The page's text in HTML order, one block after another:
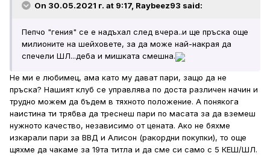
On 30.05.2021 г. at 9:17, Raybeez93 said:
Пепчо "гения" се е надъхал след вчера..и ще пръска още
милионите на шейховете, за да може най-накрая да
спечели ШЛ...деба и мишката смешна.
Не ми е любимец, ама като му дават пари, защо да не
пръска? Нашият клуб се управлява по доста различен начин и
трудно можем да бъдем в тяхното положение. А понякога
наистина ти трябва да треснеш пари по масата за да вземеш
нужното качество, независимо от цената. Ако не бяхме
изкарали пари за ВВД и Алисон (ракордни покупки), то още
щяхме да чакаме за 19та титла и да сме си само с 5 КЕШ/ШЛ.